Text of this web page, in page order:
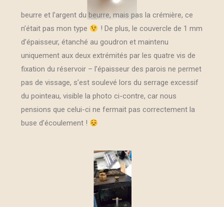
beurre et l’argent du beurre, mais pas la crémière, ce
n’était pas mon type
! De plus, le couvercle de 1 mm
d’épaisseur, étanché au goudron et maintenu
uniquement aux deux extrémités par les quatre vis de
fixation du réservoir – l’épaisseur des parois ne permet
pas de vissage, s’est soulevé lors du serrage excessif
du pointeau, visible la photo ci-contre, car nous
pensions que celui-ci ne fermait pas correctement la
buse d’écoulement !